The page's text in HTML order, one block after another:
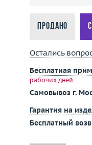
Продано
Остались
Бесплатная
рабочих дней
Самовывоз г.
Гарантия на
Бесплатный